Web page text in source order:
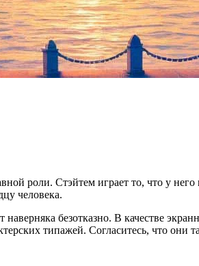
роли. Стэйтем играет то, что у него
человека.
безотказно. В качестве
типажей. Согласитесь, что они